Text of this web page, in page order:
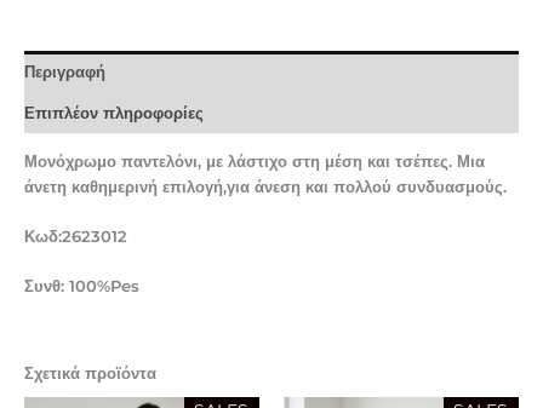
Περιγραφή
Επιπλέον πληροφορίες
Μονόχρωμο παντελόνι, με λάστιχο στη μέση και τσέπες. Μια
άνετη καθημερινή επιλογή,για άνεση και πολλού συνδυασμούς.
Κωδ:2623012
Συνθ: 100%Pes
Σχετικά προϊόντα